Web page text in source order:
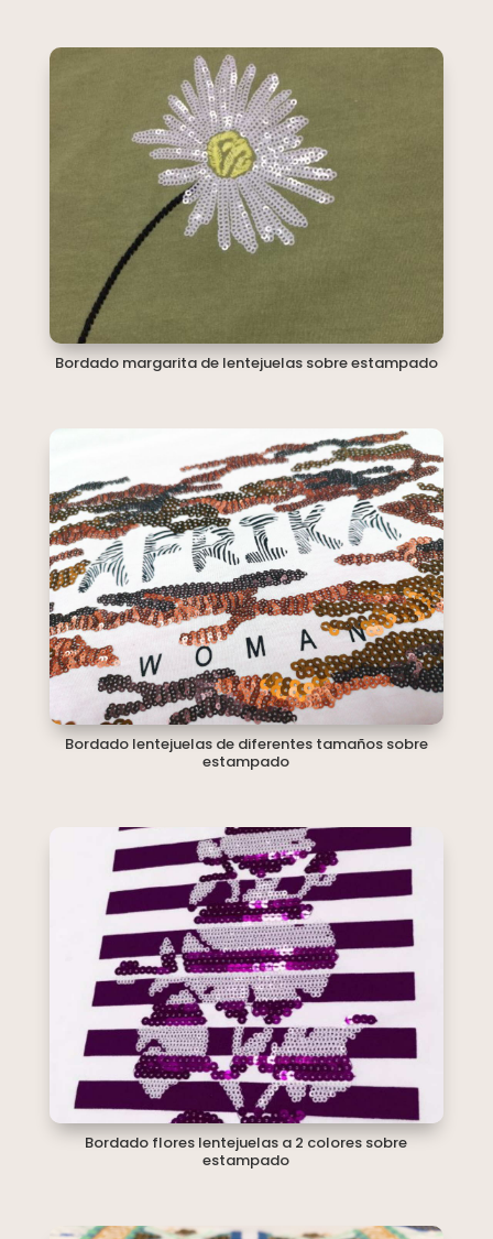
Bordado margarita de lentejuelas sobre estampado
Bordado lentejuelas de diferentes tamaños sobre
estampado
Bordado flores lentejuelas a 2 colores sobre
estampado